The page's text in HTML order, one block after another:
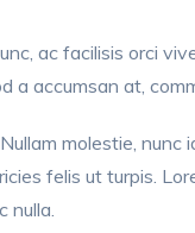
ac facilisis orci
a accumsan at,
molestie, nunc
felis ut turpis.
nulla.